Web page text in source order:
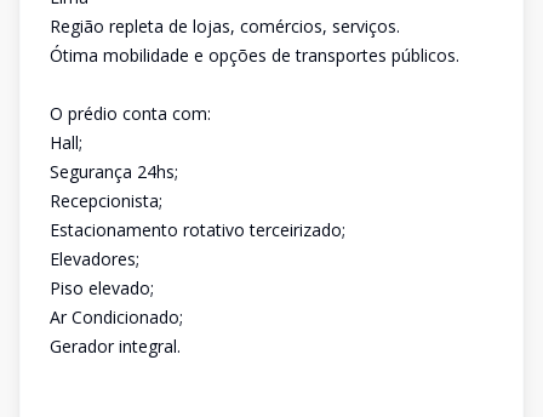
Região repleta de lojas, comércios, serviços.
Ótima mobilidade e opções de transportes públicos.
O prédio conta com:
Hall;
Segurança 24hs;
Recepcionista;
Estacionamento rotativo terceirizado;
Elevadores;
Piso elevado;
Ar Condicionado;
Gerador integral.